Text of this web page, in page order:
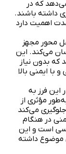
که در
داشته باشند.
اهمیت دارد
محور مجهز
می‌کند. این
که بدون نیاز
با ایمنی بالا
فرز به
مؤثری از
می‌کند
در هنگام
است و این
موضوع داشته